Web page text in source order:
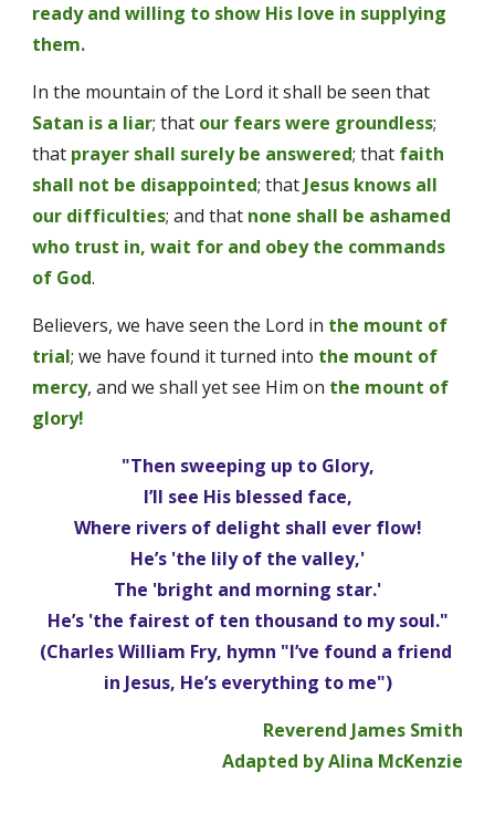
ready and willing to show His love in supplying
them.
In the mountain of the Lord it shall be seen that
Satan is a liar; that our fears were groundless;
that prayer shall surely be answered; that faith
shall not be disappointed; that Jesus knows all
our difficulties; and that none shall be ashamed
who trust in, wait for and obey the commands
of God.
Believers, we have seen the Lord in the mount of
trial; we have found it turned into the mount of
mercy, and we shall yet see Him on the mount of
glory!
"Then sweeping up to Glory,
I’ll see His blessed face,
Where rivers of delight shall ever flow!
He’s 'the lily of the valley,'
The 'bright and morning star.'
He’s 'the fairest of ten thousand to my soul."
(Charles William Fry, hymn "I’ve found a friend
in Jesus, He’s everything to me")
Reverend James Smith
Adapted by Alina McKenzie